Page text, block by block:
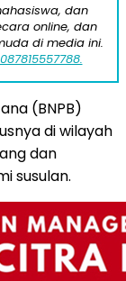
dan
online, dan
di media ini.
087815557788.
(BNPB)
di wilayah
dan
susulan.